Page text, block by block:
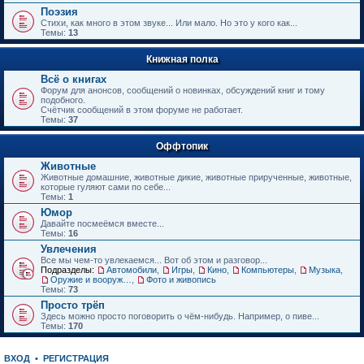
е
н
и
ю
Поэзия
Стихи, как много в этом звуке... Или мало. Но это у кого как...
Темы: 13
Книжная полка
Всё о книгах
Форум для анонсов, сообщений о новинках, обсуждений книг и тому
подобного.
Счётчик сообщений в этом форуме не работает.
Темы: 37
Оффтопик
Животные
Животные домашние, животные дикие, животные прирученные, животные,
которые гуляют сами по себе...
Темы: 1
Юмор
Давайте посмеёмся вместе...
Темы: 16
Увлечения
Все мы чем-то увлекаемся... Вот об этом и разговор...
Подразделы:
Автомобили Игры Кино Компьютеры Музыка
Фото и живопись
Темы: 73
Просто трёп
Здесь можно просто поговорить о чём-нибудь. Например, о пиве...
Темы: 170
ВХОД • РЕГИСТРАЦИЯ